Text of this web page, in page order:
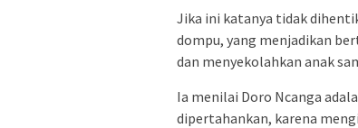
Jika ini katanya tidak
dompu, yang menjadikan
dan menyekolahkan anak
Ia menilai Doro Ncanga
dipertahankan, karena